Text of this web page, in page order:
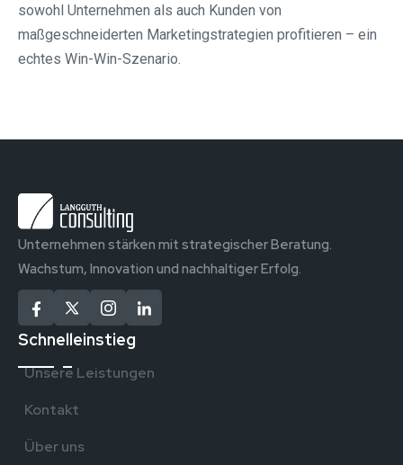
sowohl Unternehmen als auch Kunden von
maßgeschneiderten Marketingstrategien profitieren – ein
echtes Win-Win-Szenario.
Unternehmen stärken mit strategischer Beratung.
Wachstum, Innovation und nachhaltiger Erfolg.
Schnelleinstieg
Unsere Leistungen
Kontakt
Über uns